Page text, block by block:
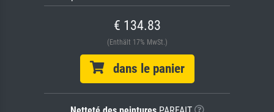
€ 134.83
(Enthält 17% MwSt.)
dans le panier